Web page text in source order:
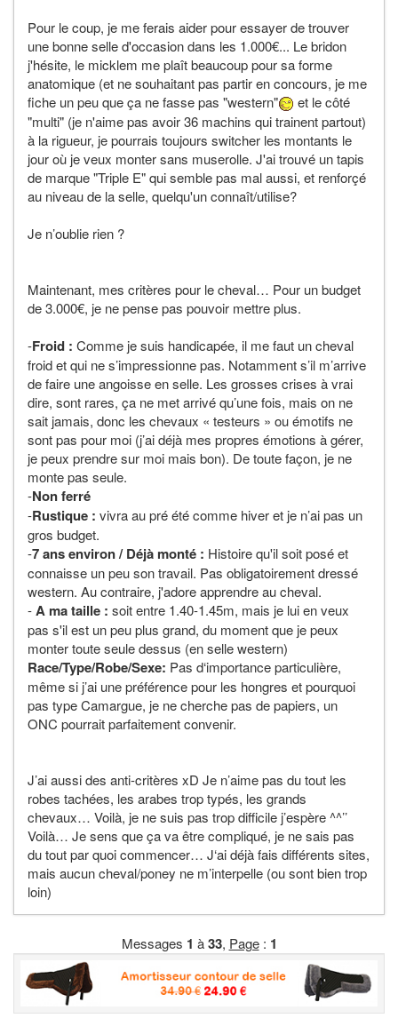
Pour le coup, je me ferais aider pour essayer de trouver
une bonne selle d'occasion dans les 1.000€... Le bridon
j'hésite, le micklem me plaît beaucoup pour sa forme
anatomique (et ne souhaitant pas partir en concours, je me
fiche un peu que ça ne fasse pas "western"
et le côté
"multi" (je n'aime pas avoir 36 machins qui trainent partout)
à la rigueur, je pourrais toujours switcher les montants le
jour où je veux monter sans muserolle. J'ai trouvé un tapis
de marque "Triple E" qui semble pas mal aussi, et renforçé
au niveau de la selle, quelqu'un connaît/utilise?
Je n’oublie rien ?
Maintenant, mes critères pour le cheval… Pour un budget
de 3.000€, je ne pense pas pouvoir mettre plus.
-Froid : Comme je suis handicapée, il me faut un cheval
froid et qui ne s’impressionne pas. Notamment s’il m’arrive
de faire une angoisse en selle. Les grosses crises à vrai
dire, sont rares, ça ne met arrivé qu’une fois, mais on ne
sait jamais, donc les chevaux « testeurs » ou émotifs ne
sont pas pour moi (j’ai déjà mes propres émotions à gérer,
je peux prendre sur moi mais bon). De toute façon, je ne
monte pas seule.
-Non ferré
-Rustique : vivra au pré été comme hiver et je n’ai pas un
gros budget.
-7 ans environ / Déjà monté : Histoire qu'il soit posé et
connaisse un peu son travail. Pas obligatoirement dressé
western. Au contraire, j'adore apprendre au cheval.
-A ma taille : soit entre 1.40-1.45m, mais je lui en veux
pas s'il est un peu plus grand, du moment que je peux
monter toute seule dessus (en selle western)
Race/Type/Robe/Sexe: Pas d‘importance particulière,
même si j’ai une préférence pour les hongres et pourquoi
pas type Camargue, je ne cherche pas de papiers, un
ONC pourrait parfaitement convenir.
J’ai aussi des anti-critères xD Je n’aime pas du tout les
robes tachées, les arabes trop typés, les grands
chevaux… Voilà, je ne suis pas trop difficile j’espère ^^’’
Voilà… Je sens que ça va être compliqué, je ne sais pas
du tout par quoi commencer… J‘ai déjà fais différents sites,
mais aucun cheval/poney ne m’interpelle (ou sont bien trop
loin)
Messages 1 à33, Page: 1